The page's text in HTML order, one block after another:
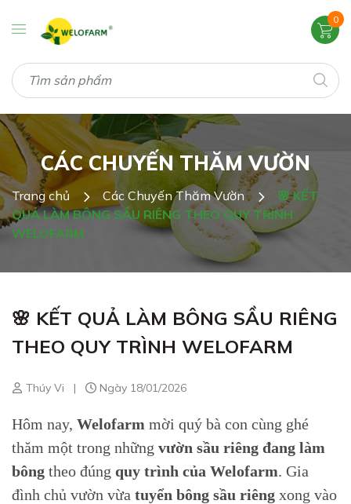
0
CÁC CHUYẾN THĂM VƯỜN
Trang chủ Các Chuyến Thăm Vườn
🌸 KẾT
QUẢ LÀM BÔNG SẦU RIÊNG THEO QUY TRÌNH
WELOFARM
🌸 KẾT QUẢ LÀM BÔNG SẦU RIÊNG
THEO QUY TRÌNH WELOFARM
Thúy Vi | Ngày 18/01/2026
Hôm nay, Welofarm mời quý bà con cùng ghé
thăm một trong những vườn sầu riêng đang làm
bông theo đúng quy trình của Welofarm. Gia
đình chủ vườn vừa tuyển bông sầu riêng xong vào